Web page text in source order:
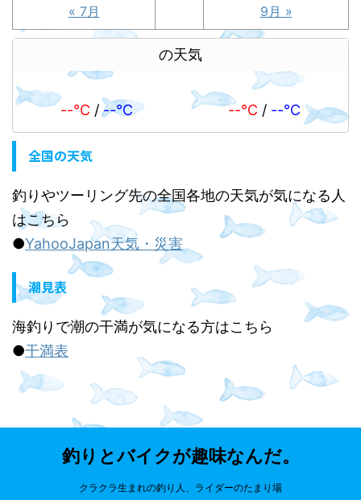
« 7月 9月 »
の天気
--℃ /--℃ --℃ / --℃
全国の天気
釣りやツーリング先の全国各地の天気が気になる人
はこちら
●YahooJapan天気・災害
潮見表
海釣りで潮の干満が気になる方はこちら
●干満表
釣りとバイクが趣味なんだ。
クラクラ生まれの釣り人、ライダーのたまり場